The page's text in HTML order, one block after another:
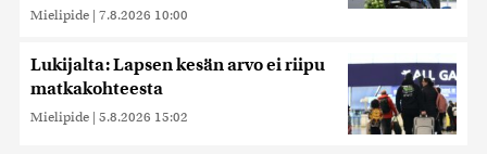
Mielipide | 7.8.2026 10:00
Lukijalta: Lapsen kesän arvo ei riipu
matkakohteesta
Mielipide | 5.8.2026 15:02